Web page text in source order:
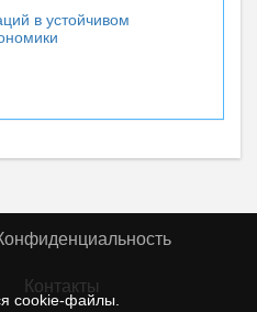
cookie-файлы.
в устойчивом
Контакты